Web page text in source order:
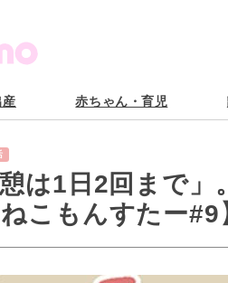
産 赤ちゃん・育児
憩は1日2回まで
こもんすたー#9